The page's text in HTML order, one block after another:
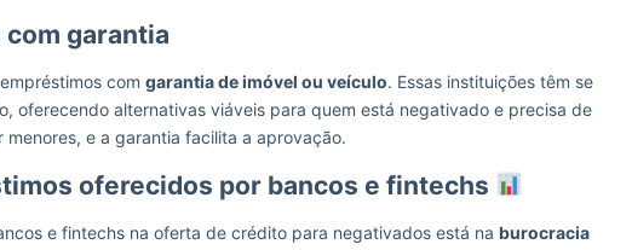
garantia
com garantia de imóvel ou veículo. Essas instituições têm se
oferecendo alternativas viáveis para quem está negativado e precisa de
e a garantia facilita a aprovação.
oferecidos por bancos e fintechs
e fintechs na oferta de crédito para negativados está na burocracia